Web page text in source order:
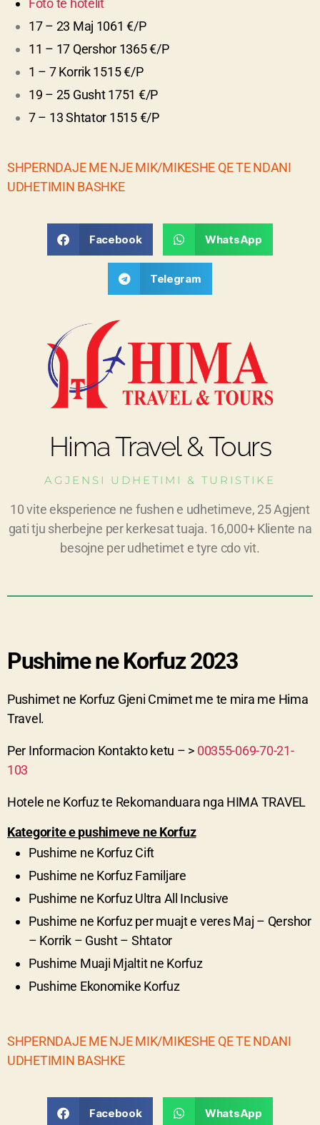
Foto te hotelit
17 – 23 Maj 1061 €/P
11 – 17 Qershor 1365 €/P
1 – 7 Korrik 1515 €/P
19 – 25 Gusht 1751 €/P
7 – 13 Shtator 1515 €/P
SHPERNDAJE ME NJE MIK/MIKESHE QE TE NDANI
UDHETIMIN BASHKE
Facebook WhatsApp
Telegram
Hima Travel & Tours
AGJENSI UDHETIMI & TURISTIKE
10 vite eksperience ne fushen e udhetimeve, 25 Agjent
gati tju sherbejne per kerkesat tuaja. 16,000+ Kliente na
besojne per udhetimet e tyre cdo vit.
Pushime ne Korfuz 2023
Pushimet ne Korfuz Gjeni Cmimet me te mira me Hima
Travel.
Per Informacion Kontakto ketu – > 00355-069-70-21-
103
Hotele ne Korfuz te Rekomanduara nga HIMA TRAVEL
Kategorite e pushimeve ne Korfuz
Pushime ne KorfuzCift
Pushime ne KorfuzFamiljare
Pushime ne KorfuzUltra All Inclusive
Pushime ne Korfuzper muajt e veres Maj – Qershor
– Korrik – Gusht – Shtator
Pushime Muaji Mjaltit ne Korfuz
Pushime Ekonomike Korfuz
SHPERNDAJE ME NJE MIK/MIKESHE QE TE NDANI
UDHETIMIN BASHKE
Facebook WhatsApp